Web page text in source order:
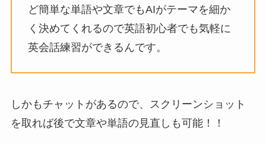
ど簡単な単語や文章でもAIがテーマを細か
く決めてくれるので英語初心者でも気軽に
英会話練習ができるんです。
しかもチャットがあるので、スクリーンショット
を取れば後で文章や単語の見直しも可能！！